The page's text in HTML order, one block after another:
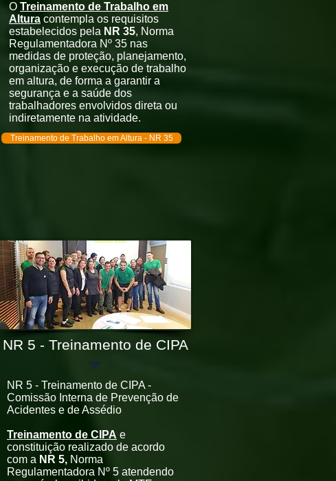
O Treinamento de Trabalho em
Altura contempla os requisitos
estabelecidos pela NR 35, Norma
Regulamentadora Nº 35 nas
medidas de proteção, planejamento,
organização e execução de trabalho
em altura, de forma a garantir a
segurança e a saúde dos
trabalhadores envolvidos direta ou
indiretamente na atividade.
Treinamento de Trabalho em Altura - NR 35
NR 5 - Treinamento de CIPA
NR 5 - Treinamento de CIPA -
Comissão Interna de Prevenção de
Acidentes e de Assédio
Treinamento de CIPA e
constituição realizado de acordo
com a NR 5, Norma
Regulamentadora Nº 5 atendendo